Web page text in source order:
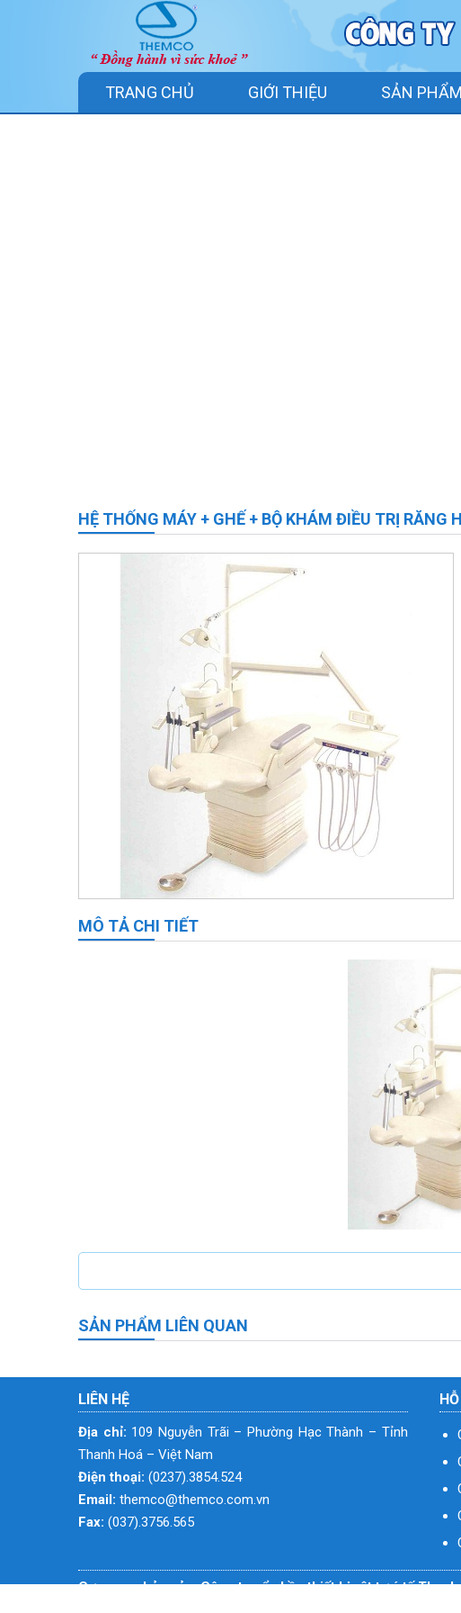
TRANG CHỦ GIỚI THIỆU SẢN
HỆ THỐNG MÁY + GHẾ + BỘ KHÁM ĐIỀU TRỊ RĂNG
MÔ TẢ CHI TIẾT
SẢN PHẨM LIÊN QUAN
LIÊN HỆ
Địa chỉ: 109 Nguyễn Trãi – Phường Hạc Thành – Tỉnh
Thanh Hoá – Việt Nam
Điện thoại: (0237).3854.524
Email: themco@themco.com.vn
Fax: (037).3756.565
Cơ quan chủ quản: Công ty cổ phần thiết bị vật tư ý tế Thanh